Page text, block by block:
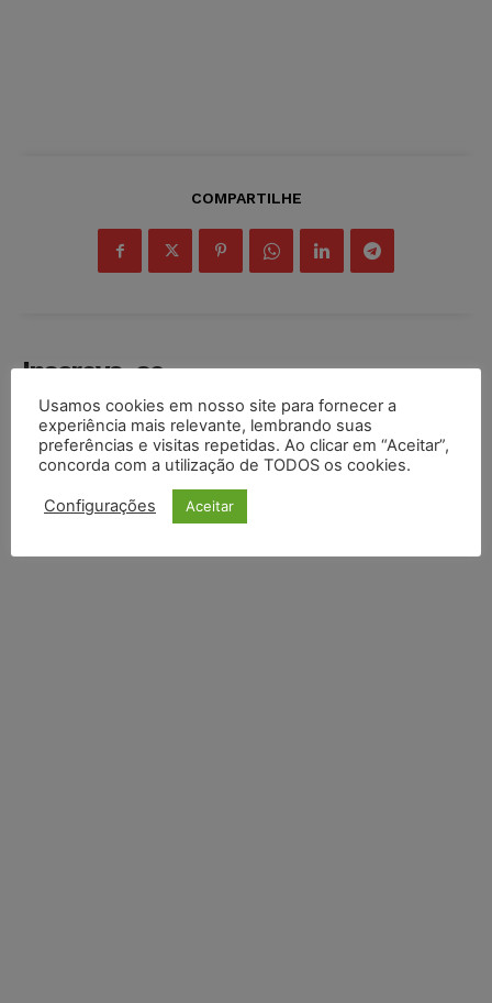
COMPARTILHE
Inscreva-se
INSCREVER
Usamos cookies em nosso site para fornecer a
experiência mais relevante, lembrando suas
preferências e visitas repetidas. Ao clicar em “Aceitar”,
concorda com a utilização de TODOS os cookies.
Configurações Aceitar